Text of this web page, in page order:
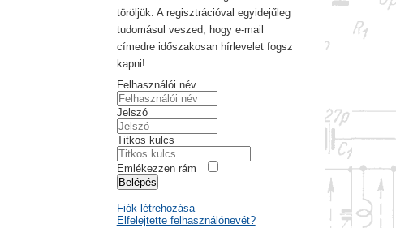
töröljük. A regisztrációval egyidejűleg
tudomásul veszed, hogy e-mail
címedre időszakosan hírlevelet fogsz
kapni!
Felhasználói név
Jelszó
Titkos kulcs
Emlékezzen rám
Belépés
Fiók létrehozása
Elfelejtette felhasználónevét?